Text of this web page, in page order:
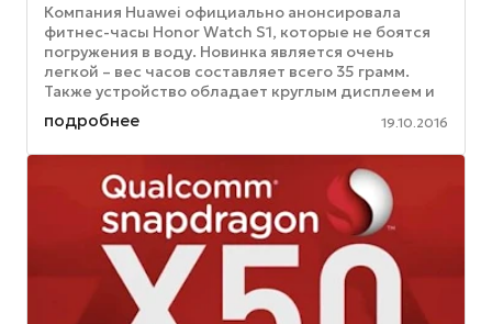
Компания Huawei официально анонсировала
фитнес-часы Honor Watch S1, которые не боятся
погружения в воду. Новинка является очень
легкой – вес часов составляет всего 35 грамм.
Также устройство обладает круглым дисплеем и
поддерживает использование ...
подробнее 19.10.2016